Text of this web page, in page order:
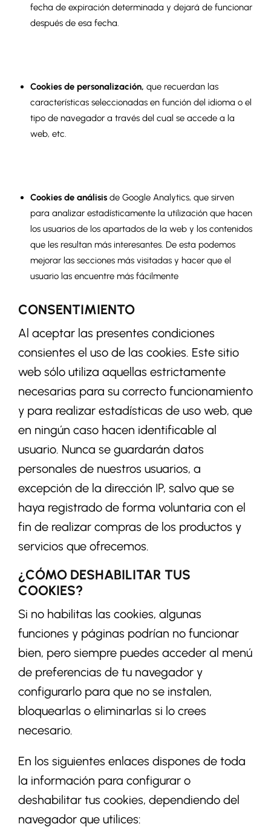
fecha de expiración determinada y dejará de funcionar
después de esa fecha.
Cookies de personalización, que recuerdan las
características seleccionadas en función del idioma o el
tipo de navegador a través del cual se accede a la
web, etc.
Cookies de análisis de Google Analytics, que sirven
para analizar estadísticamente la utilización que hacen
los usuarios de los apartados de la web y los contenidos
que les resultan más interesantes. De esta podemos
mejorar las secciones más visitadas y hacer que el
usuario las encuentre más fácilmente
CONSENTIMIENTO
Al aceptar las presentes condiciones
consientes el uso de las cookies. Este sitio
web sólo utiliza aquellas estrictamente
necesarias para su correcto funcionamiento
y para realizar estadísticas de uso web, que
en ningún caso hacen identificable al
usuario. Nunca se guardarán datos
personales de nuestros usuarios, a
excepción de la dirección IP, salvo que se
haya registrado de forma voluntaria con el
fin de realizar compras de los productos y
servicios que ofrecemos.
¿CÓMO DESHABILITAR TUS
COOKIES?
Si no habilitas las cookies, algunas
funciones y páginas podrían no funcionar
bien, pero siempre puedes acceder al menú
de preferencias de tu navegador y
configurarlo para que no se instalen,
bloquearlas o eliminarlas si lo crees
necesario.
En los siguientes enlaces dispones de toda
la información para configurar o
deshabilitar tus cookies, dependiendo del
navegador que utilices: